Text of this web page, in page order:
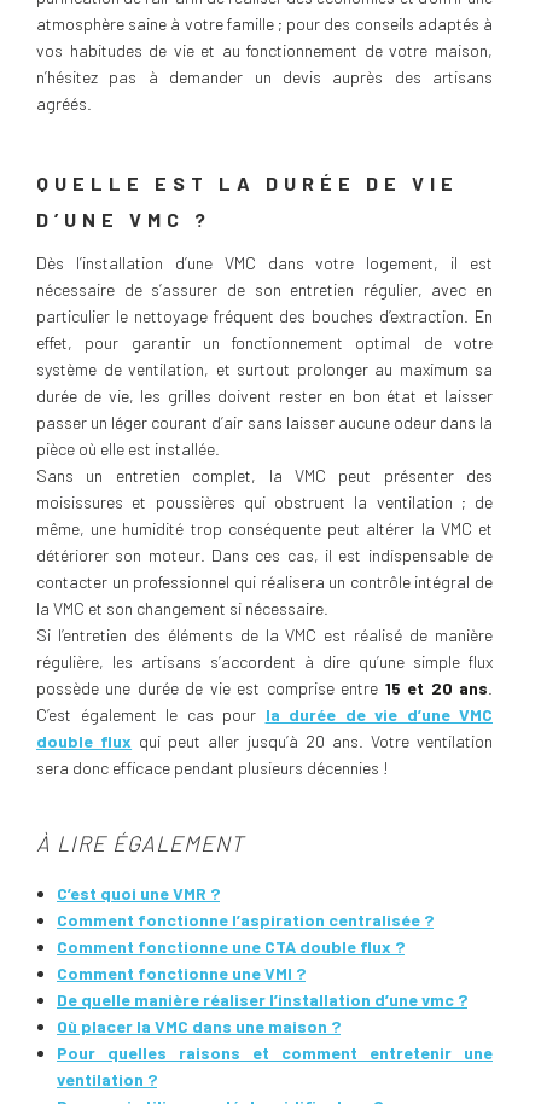
atmosphère saine à votre famille ; pour des conseils adaptés à
vos habitudes de vie et au fonctionnement de votre maison,
n’hésitez pas à demander un devis auprès des artisans
agréés.
QUELLE EST LA DURÉE DE VIE
D’UNE VMC ?
Dès l’installation d’une VMC dans votre logement, il est
nécessaire de s’assurer de son entretien régulier, avec en
particulier le nettoyage fréquent des bouches d’extraction. En
effet, pour garantir un fonctionnement optimal de votre
système de ventilation, et surtout prolonger au maximum sa
durée de vie, les grilles doivent rester en bon état et laisser
passer un léger courant d’air sans laisser aucune odeur dans la
pièce où elle est installée.
Sans un entretien complet, la VMC peut présenter des
moisissures et poussières qui obstruent la ventilation ; de
même, une humidité trop conséquente peut altérer la VMC et
détériorer son moteur. Dans ces cas, il est indispensable de
contacter un professionnel qui réalisera un contrôle intégral de
la VMC et son changement si nécessaire.
Si l’entretien des éléments de la VMC est réalisé de manière
régulière, les artisans s’accordent à dire qu’une simple flux
possède une durée de vie est comprise entre 15 et 20 ans
C’est également le cas pour la durée de vie d’une VMC
double flux qui peut aller jusqu’à 20 ans. Votre ventilation
sera donc efficace pendant plusieurs décennies !
À LIRE ÉGALEMENT
C’est quoi une VMR ?
Comment fonctionne l’aspiration centralisée ?
Comment fonctionne une CTA double flux ?
Comment fonctionne une VMI ?
De quelle manière réaliser l’installation d’une vmc ?
Où placer la VMC dans une maison ?
Pour quelles raisons et comment entretenir une
ventilation ?